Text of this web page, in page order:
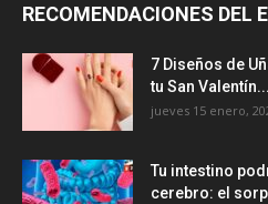
RECOMENDACIONES DEL
7 Diseños de
tu San Valentín...
jueves 15 enero,
Tu intestino
cerebro: el